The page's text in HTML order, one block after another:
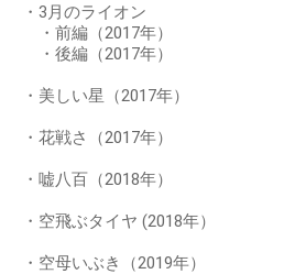
・3月のライオン
・前編（2017年）
・後編（2017年）
・美しい星（2017年）
・花戦さ（2017年）
・嘘八百（2018年）
・空飛ぶタイヤ (2018年）
・空母いぶき（2019年）